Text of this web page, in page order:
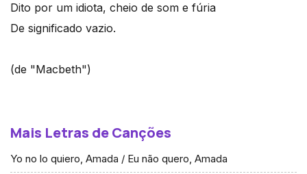
Dito por um idiota, cheio de som e fúria
De significado vazio.
(de "Macbeth")
Mais Letras de Canções
Yo no lo quiero, Amada / Eu não quero, Amada